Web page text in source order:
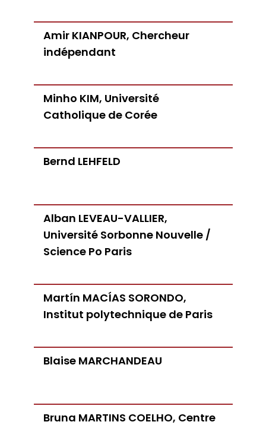
Amir KIANPOUR, Chercheur
indépendant
Minho KIM, Université
Catholique de Corée
Bernd LEHFELD
Alban LEVEAU-VALLIER,
Université Sorbonne Nouvelle /
Science Po Paris
Martín MACÍAS SORONDO,
Institut polytechnique de Paris
Blaise MARCHANDEAU
Bruna MARTINS COELHO, Centre